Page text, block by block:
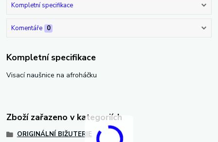
Kompletní specifikace
Komentáře 0
Kompletní specifikace
Visací naušnice na afroháčku
Zboží zařazeno v kategoriích
ORIGINÁLNÍ BIŽUTERIE